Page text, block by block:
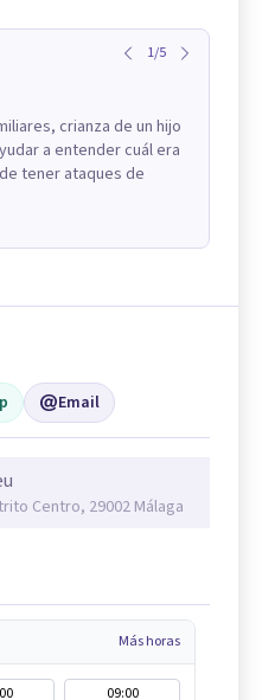
1/5
crianza de un hijo
a entender cuál era
tener ataques de
Email
Centro, 29002 Málaga
Más horas
09:00